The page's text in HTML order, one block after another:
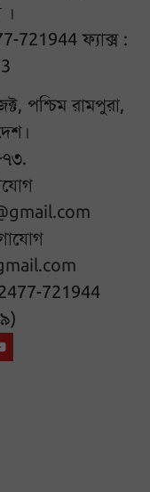
।
721944 ফ্যাক্স :
পশ্চিম রামপুরা,
721944